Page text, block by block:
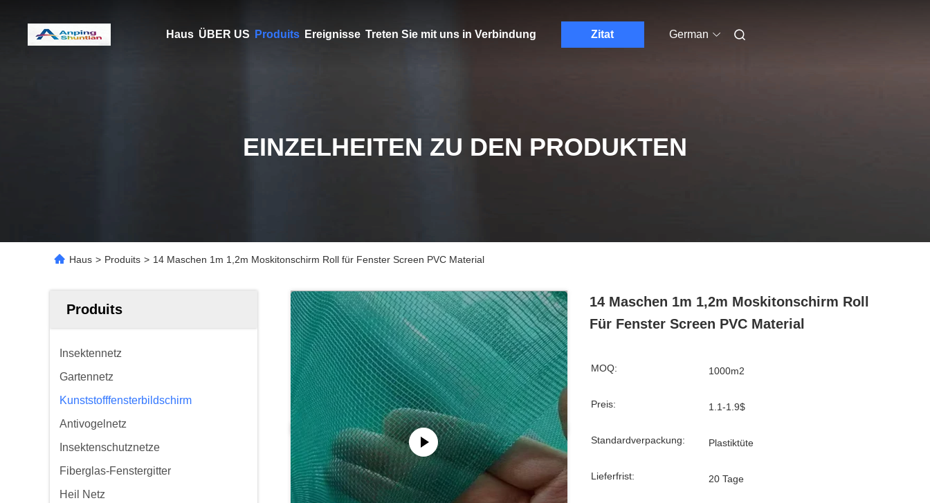
Haus ÜBER US Produits Ereignisse Treten Sie mit uns in Verbindung Zitat German
EINZELHEITEN ZU DEN PRODUKTEN
Haus > Produits > 14 Maschen 1m 1,2m Moskitonschirm Roll für Fenster Screen PVC Material
Produits
Insektennetz
Gartennetz
Kunststofffensterbildschirm
Antivogelnetz
Insektenschutznetze
Fiberglas-Fenstergitter
Heil Netz
14 Maschen 1m 1,2m Moskitonschirm Roll
Für Fenster Screen PVC Material
MOQ: 1000m2
Preis: 1.1-1.9$
Standardverpackung: Plastiktüte
Lieferfrist: 20 Tage